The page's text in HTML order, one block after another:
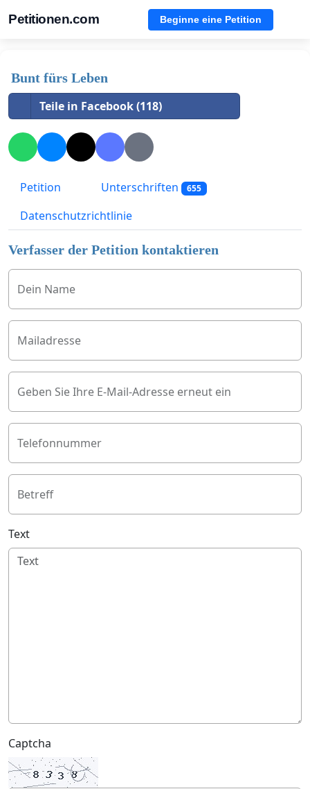
Petitionen.com Beginne eine Petition
Bunt fürs Leben
Teile in Facebook (118)
Petition Unterschriften 655
Datenschutzrichtlinie
Verfasser der Petition kontaktieren
Dein Name
Mailadresse
Geben Sie Ihre E-Mail-Adresse erneut ein
Telefonnummer
Betreff
Text
Captcha